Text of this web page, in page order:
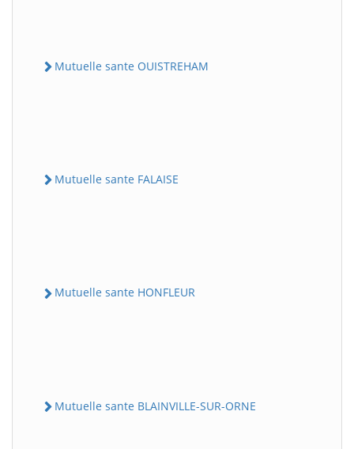
Mutuelle sante OUISTREHAM
Mutuelle sante FALAISE
Mutuelle sante HONFLEUR
Mutuelle sante BLAINVILLE-SUR-ORNE